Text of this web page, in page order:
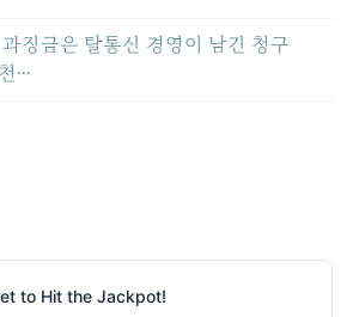
징금은 탈통신 경영이 남긴 청구
…
to Hit the Jackpot!